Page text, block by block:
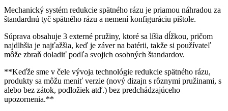
Mechanický systém redukcie spätného rázu je priamou náhradou za
štandardnú tyč spätného rázu a nemení konfiguráciu pištole.
Súprava obsahuje 3 externé pružiny, ktoré sa líšia dĺžkou, pričom
najdlhšia je najťažšia, keď je záver na batérii, takže si používateľ
môže zbraň doladiť podľa svojich osobných štandardov.
**Keďže sme v čele vývoja technológie redukcie spätného rázu,
produkty sa môžu meniť verzie (nový dizajn s rôznymi pružinami, s
alebo bez zátok, podložiek atď.) bez predchádzajúceho
upozornenia.**